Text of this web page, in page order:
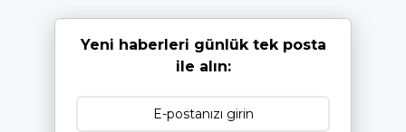
Yeni haberleri günlük tek posta
ile alın: